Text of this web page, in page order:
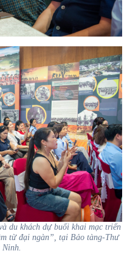
du khách dự buổi khai mạc triển
từ đại ngàn”, tại Bảo tàng-Thư
Ninh.